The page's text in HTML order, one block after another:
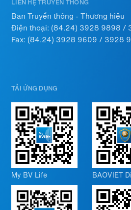
LIÊN HỆ TRUYỀN THÔNG
Ban Truyền thông - Thương hiệu
Điện thoại: (84.24) 3928 9898 /
Fax: (84.24) 3928 9609 / 3928
TẢI ỨNG DỤNG
My BV Life BAOVIET